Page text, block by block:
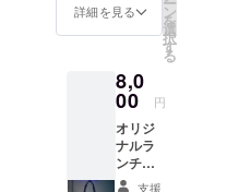
ちに精一杯
ていますの
つ、よろし
くお願いい
ドへ刺
繍をほ
どこし
た。 ス
ナップ
バッグ
式です
のでフ
リーサ
イズで
詳細を見る ン
を
選
択
す
る
8,0
00 円
オリジ
ナルラ
ンチ
バッグ
支援